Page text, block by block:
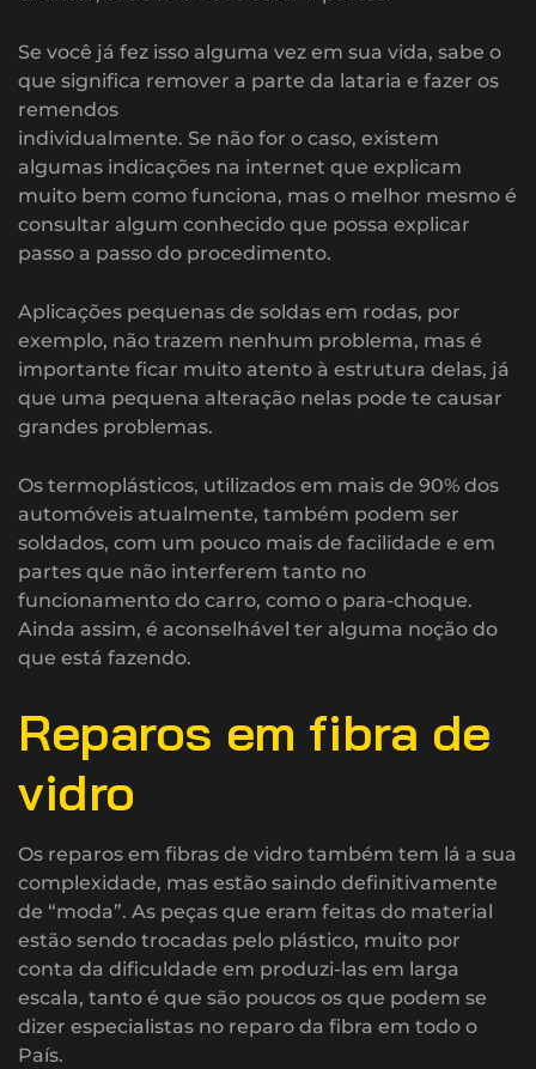
Se você já fez isso alguma vez em sua vida, sabe o
que significa remover a parte da lataria e fazer os
remendos
individualmente. Se não for o caso, existem
algumas indicações na internet que explicam
muito bem como funciona, mas o melhor mesmo é
consultar algum conhecido que possa explicar
passo a passo do procedimento.
Aplicações pequenas de soldas em rodas, por
exemplo, não trazem nenhum problema, mas é
importante ficar muito atento à estrutura delas, já
que uma pequena alteração nelas pode te causar
grandes problemas.
Os termoplásticos, utilizados em mais de 90% dos
automóveis atualmente, também podem ser
soldados, com um pouco mais de facilidade e em
partes que não interferem tanto no
funcionamento do carro, como o para-choque.
Ainda assim, é aconselhável ter alguma noção do
que está fazendo.
Reparos em fibra de
vidro
Os reparos em fibras de vidro também tem lá a sua
complexidade, mas estão saindo definitivamente
de “moda”. As peças que eram feitas do material
estão sendo trocadas pelo plástico, muito por
conta da dificuldade em produzi-las em larga
escala, tanto é que são poucos os que podem se
dizer especialistas no reparo da fibra em todo o
País.